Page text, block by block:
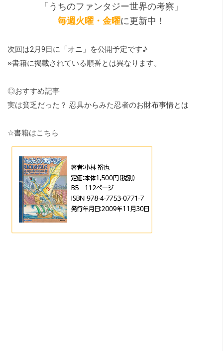
「 うちのファンタジー世界の考察 」
毎週火曜・金曜に更新中！
次回は2月9日に「オニ 」を公開予定です♪
※書籍に掲載されている順番とは異なります。
◎おすすめ記事
実は貧乏だった？ 忍具からみた忍者のお財布事情とは
☆書籍はこちら